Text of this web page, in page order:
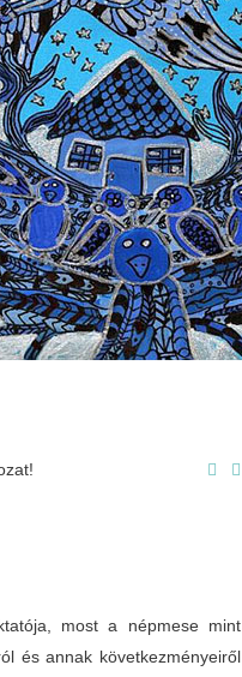
most a népmese mint
és annak következményeiről